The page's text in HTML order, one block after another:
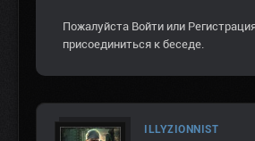
Пожалуйста Войти или
присоединиться к беседе.
ILLYZIONNIST